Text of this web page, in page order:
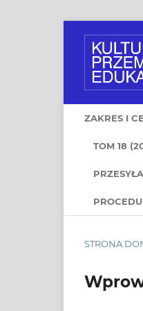
ZAKRES I
TOM 18
STRONA